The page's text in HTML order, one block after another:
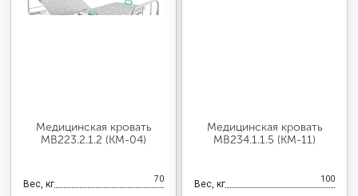
Медицинская кровать
MB223.2.1.2 (KM-04)
Вес, кг 70
Медицинская кровать
MB234.1.1.5 (KM-11)
Вес, кг 100